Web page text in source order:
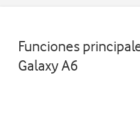
Funciones
Galaxy A6